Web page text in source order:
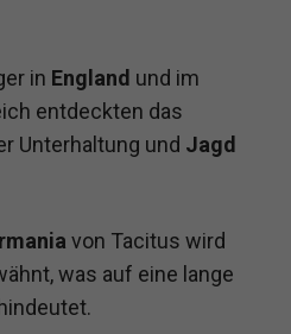
in England und im
entdeckten das
Unterhaltung und Jagd
von Tacitus wird
was auf eine lange